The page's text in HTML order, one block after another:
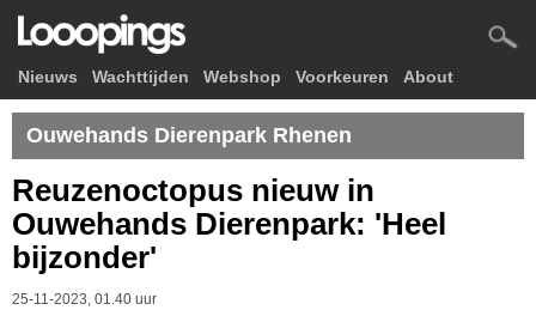
Nieuws Wachttijden Webshop Voorkeuren About
Ouwehands Dierenpark Rhenen
Reuzenoctopus nieuw in
Ouwehands Dierenpark: 'Heel
bijzonder'
25-11-2023, 01.40 uur